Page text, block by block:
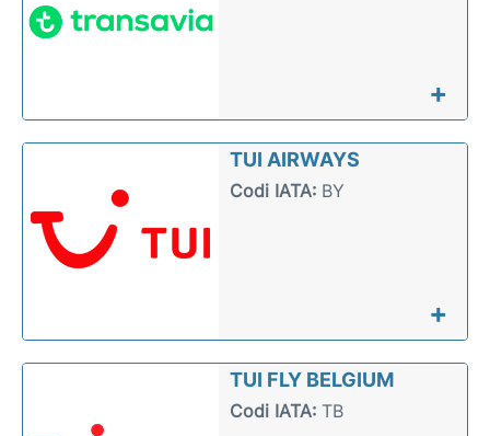
+
TUI AIRWAYS
Codi IATA:BY
+
TUI FLY BELGIUM
Codi IATA:TB